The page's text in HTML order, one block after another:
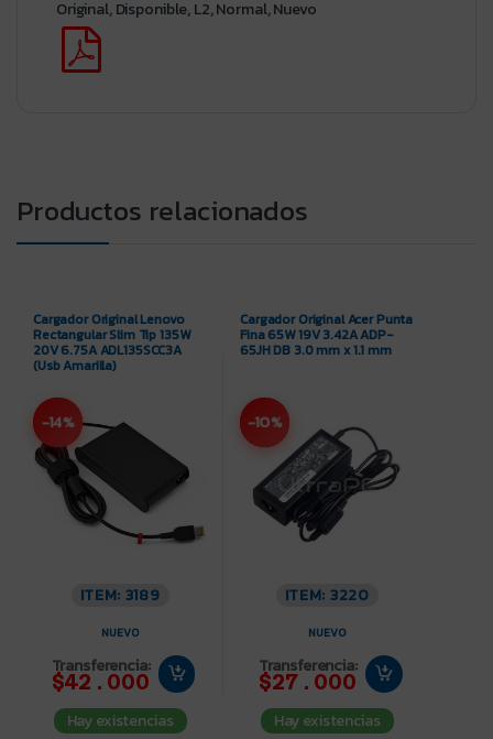
Original,Disponible,L2,Normal,Nuevo
Productos relacionados
Cargador Original Lenovo
Rectangular Slim Tip 135W
20V 6.75A ADL135SCC3A
(Usb Amarilla)
-14%
ITEM: 3189
NUEVO
Transferencia:
$42.000
Hay existencias
Cargador Original Acer Punta
Fina 65W 19V 3.42A ADP-
65JH DB 3.0 mm x 1.1 mm
-10%
ITEM: 3220
NUEVO
Transferencia:
$27.000
Hay existencias